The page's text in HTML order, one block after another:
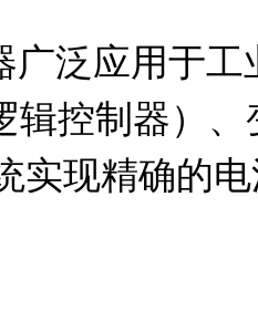
辑控制器）
实现精确的